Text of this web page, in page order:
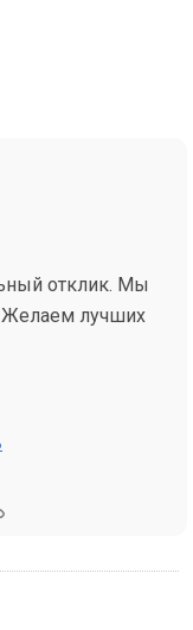
отклик. Мы
Желаем лучших